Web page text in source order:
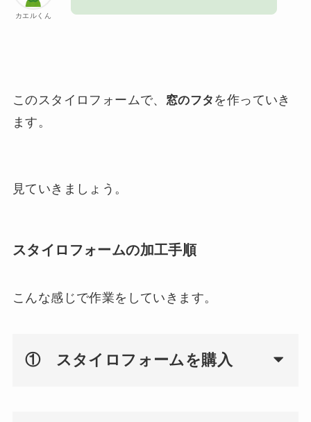
カエルくん
このスタイロフォームで、 窓のフタ を作っていき
ます。
見ていきましょう。
スタイロフォームの加工手順
こんな感じで作業をしていきます。
① スタイロフォームを購入